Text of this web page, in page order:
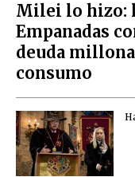
Milei lo hizo:
Empanadas
deuda
consumo